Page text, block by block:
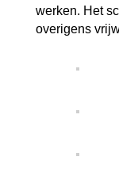
werken. Het
overigens